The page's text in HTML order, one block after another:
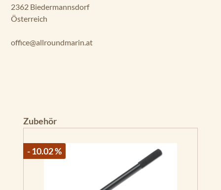
2362 Biedermannsdorf
Österreich
office@allroundmarin.at
Produktgalerie überspringen
Zubehör
- 10.02 %